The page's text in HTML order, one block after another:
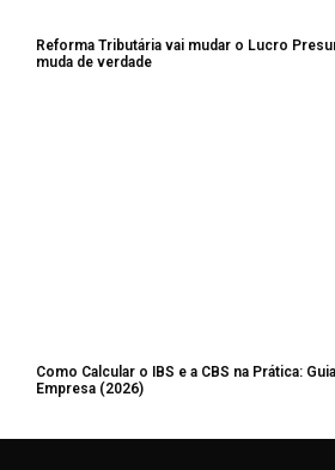
Reforma Tributária vai mudar o Lucro
muda de verdade
Como Calcular o IBS e a CBS na Prática:
Empresa (2026)